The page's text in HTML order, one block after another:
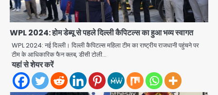
WPL 2024: होम डेब्यू से पहले दिल्ली कैपिटल्स का हुआ भव्य स्वागत
WPL 2024: नई दिल्ली। दिल्ली कैपिटल्स महिला टीम का राष्ट्रीय राजधानी पहुंचने पर
टीम के आधिकारिक फैन क्लब, डीसी टोली…
यहां से शेयर करें
2
Gaur Chowk: चार मूर्ति चौक पर चलना
आफत, अंडरपास पर भी खतरा
jai hind janab